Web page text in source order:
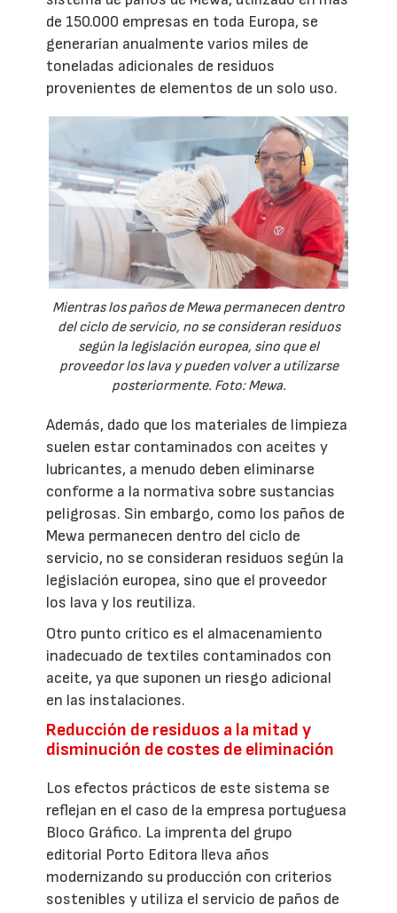
de 150.000 empresas en toda Europa, se
generarían anualmente varios miles de
toneladas adicionales de residuos
provenientes de elementos de un solo uso.
Mientras los paños de Mewa permanecen dentro
del ciclo de servicio, no se consideran residuos
según la legislación europea, sino que el
proveedor los lava y pueden volver a utilizarse
posteriormente. Foto: Mewa.
Además, dado que los materiales de limpieza
suelen estar contaminados con aceites y
lubricantes, a menudo deben eliminarse
conforme a la normativa sobre sustancias
peligrosas. Sin embargo, como los paños de
Mewa permanecen dentro del ciclo de
servicio, no se consideran residuos según la
legislación europea, sino que el proveedor
los lava y los reutiliza.
Otro punto crítico es el almacenamiento
inadecuado de textiles contaminados con
aceite, ya que suponen un riesgo adicional
en las instalaciones.
Reducción de residuos a la mitad y
disminución de costes de eliminación
Los efectos prácticos de este sistema se
reflejan en el caso de la empresa portuguesa
Bloco Gráfico. La imprenta del grupo
editorial Porto Editora lleva años
modernizando su producción con criterios
sostenibles y utiliza el servicio de paños de